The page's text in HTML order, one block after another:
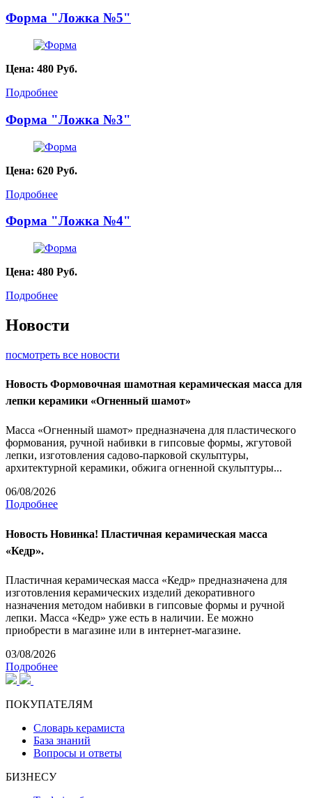
Форма "Ложка №5"
Цена: 480 Руб.
Подробнее
Форма "Ложка №3"
Цена: 620 Руб.
Подробнее
Форма "Ложка №4"
Цена: 480 Руб.
Подробнее
Новости
посмотреть все новости
Новость Формовочная шамотная керамическая масса для
лепки керамики «Огненный шамот»
Масса «Огненный шамот» предназначена для пластического
формования, ручной набивки в гипсовые формы, жгутовой
лепки, изготовления садово-парковой скульптуры,
архитектурной керамики, обжига огненной скульптуры...
06/08/2026
Подробнее
Новость Новинка! Пластичная керамическая масса
«Кедр».
Пластичная керамическая масса «Кедр» предназначена для
изготовления керамических изделий декоративного
назначения методом набивки в гипсовые формы и ручной
лепки. Масса «Кедр» уже есть в наличии. Ее можно
приобрести в магазине или в интернет-магазине.
03/08/2026
Подробнее
ПОКУПАТЕЛЯМ
Словарь керамиста
База знаний
Вопросы и ответы
БИЗНЕСУ